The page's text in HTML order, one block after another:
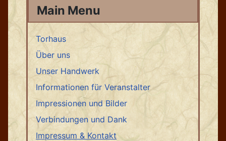
Main Menu
Torhaus
Über uns
Unser Handwerk
Informationen für Veranstalter
Impressionen und Bilder
Verbindungen und Dank
Impressum & Kontakt